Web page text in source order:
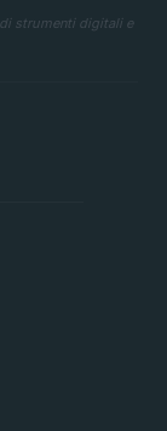
strumenti digitali e